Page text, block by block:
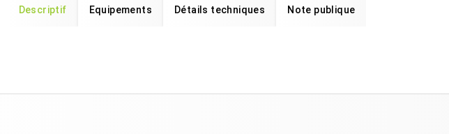
Descriptif Equipements Détails techniques Note publique